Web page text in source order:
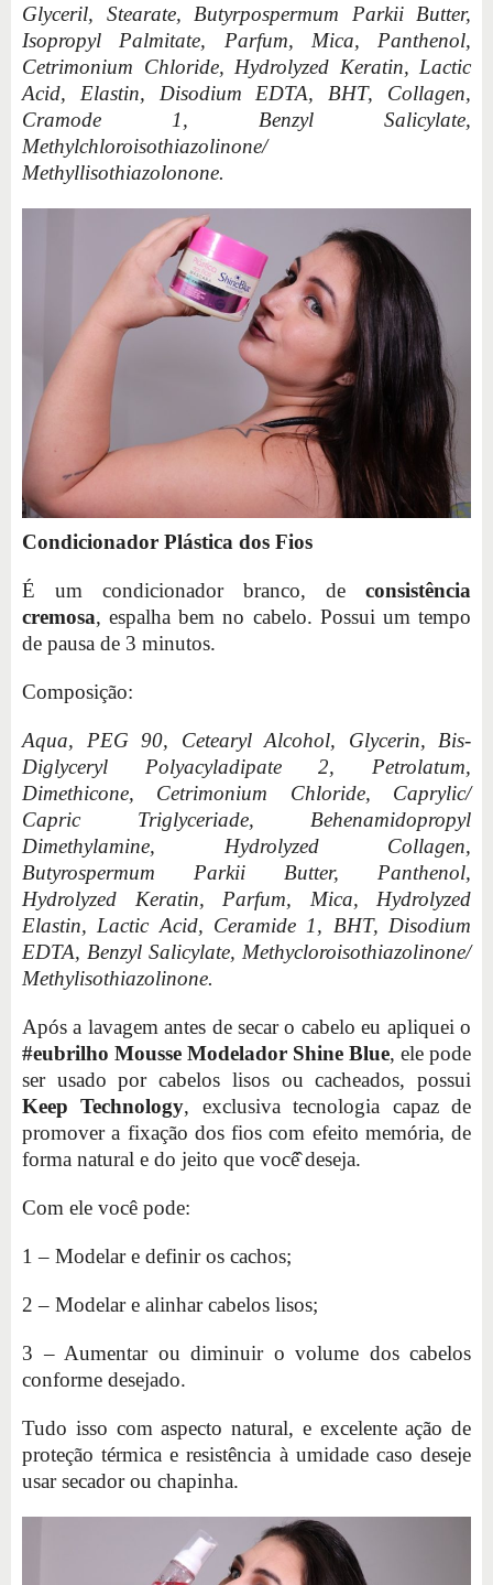
Glyceril, Stearate, Butyrpospermum Parkii Butter,
Isopropyl Palmitate, Parfum, Mica, Panthenol,
Cetrimonium Chloride, Hydrolyzed Keratin, Lactic
Acid, Elastin, Disodium EDTA, BHT, Collagen,
Cramode 1, Benzyl Salicylate,
Methylchloroisothiazolinone/
Methyllisothiazolonone.
Condicionador Plástica dos Fios
É um condicionador branco, de consistência
cremosa, espalha bem no cabelo. Possui um tempo
de pausa de 3 minutos.
Composição:
Aqua, PEG 90, Cetearyl Alcohol, Glycerin, Bis-
Diglyceryl Polyacyladipate 2, Petrolatum,
Dimethicone, Cetrimonium Chloride, Caprylic/
Capric Triglyceriade, Behenamidopropyl
Dimethylamine, Hydrolyzed Collagen,
Butyrospermum Parkii Butter, Panthenol,
Hydrolyzed Keratin, Parfum, Mica, Hydrolyzed
Elastin, Lactic Acid, Ceramide 1, BHT, Disodium
EDTA, Benzyl Salicylate, Methycloroisothiazolinone/
Methylisothiazolinone.
Após a lavagem antes de secar o cabelo eu apliquei o
#eubrilho Mousse Modelador Shine Blue, ele pode
ser usado por cabelos lisos ou cacheados, possui
Keep Technology, exclusiva tecnologia capaz de
promover a fixação dos fios com efeito memória, de
forma natural e do jeito que você̂ deseja.
Com ele você pode:
1 – Modelar e definir os cachos;
2 – Modelar e alinhar cabelos lisos;
3 – Aumentar ou diminuir o volume dos cabelos
conforme desejado.
Tudo isso com aspecto natural, e excelente ação de
proteção térmica e resistência à umidade caso deseje
usar secador ou chapinha.